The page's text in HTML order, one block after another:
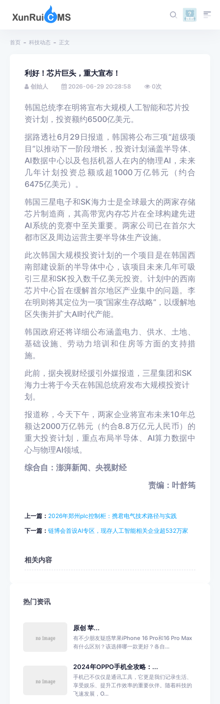
首页 科技动态 正文
利好！芯片巨头，重大宣布！
创始人 2026-06-29 20:28:58 0次
韩国总统李在明将宣布大规模人工智能和芯片投
资计划，投资额约6500亿美元。
据路透社6月29日报道，韩国将公布三项“超级项
目”以推动下一阶段增长，投资计划涵盖半导体、
AI数据中心以及包括机器人在内的物理AI，未来
几年计划投资总额或超1000万亿韩元（约合
6475亿美元）。
韩国三星电子和SK海力士是全球最大的两家存储
芯片制造商，其高带宽内存芯片在全球构建先进
AI系统的竞赛中至关重要。两家公司已在首尔大
都市区及周边运营主要半导体生产设施。
此次韩国大规模投资计划的一个项目是在韩国西
南部建设新的半导体中心，该项目未来几年可吸
引三星和SK投入数千亿美元投资。计划中的西南
芯片中心旨在缓解首尔地区产业集中的问题。李
在明则将其定位为一项“国家生存战略”，以缓解地
区失衡并扩大AI时代产能。
韩国政府还将详细公布涵盖电力、供水、土地、
基础设施、劳动力培训和住房等方面的支持措
施。
此前，据央视财经援引外媒报道，三星集团和SK
海力士将于今天在韩国总统府发布大规模投资计
划。
报道称，今天下午，两家企业将宣布未来10年总
额达2000万亿韩元（约合8.8万亿元人民币）的
重大投资计划，重点布局半导体、AI算力数据中
心与物理AI领域。
综合自：澎湃新闻、央视财经
责编：叶舒筠
上一篇： 2026年郑州plc控制柜：携君电气技术路径与实践
下一篇： 链博会首设AI专区，现存人工智能相关企业超532万家
相关内容
热门资讯
原创 苹...
有不少朋友疑惑苹果iPhone 16 Pro和16 Pro Max
有什么区别？该选择哪一款更好？各自...
2024年OPPO手机全攻略：...
手机已不仅仅是通讯工具，它更是我们记录生活、
享受娱乐、提升工作效率的重要伙伴。随着科技的
飞速发展，O...